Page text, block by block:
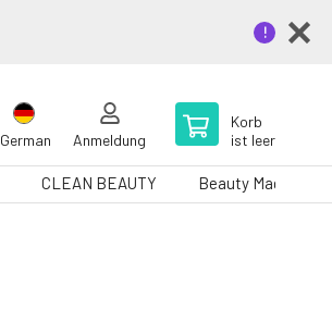
German Anmeldung
Korb
ist leer
CLEAN BEAUTY Beauty Magazin